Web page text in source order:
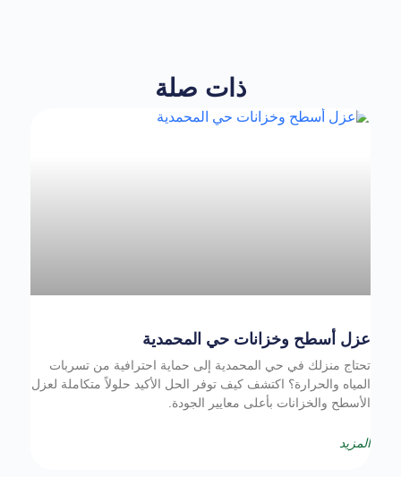
ذات صلة
عزل أسطح وخزانات حي المحمدية
تحتاج منزلك في حي المحمدية إلى حماية احترافية من تسربات
المياه والحرارة؟ اكتشف كيف توفر الحل الأكيد حلولاً متكاملة لعزل
الأسطح والخزانات بأعلى معايير الجودة.
المزيد